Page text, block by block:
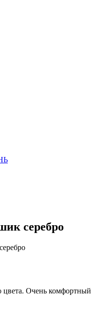
серебро
цвета. Очень комфортный